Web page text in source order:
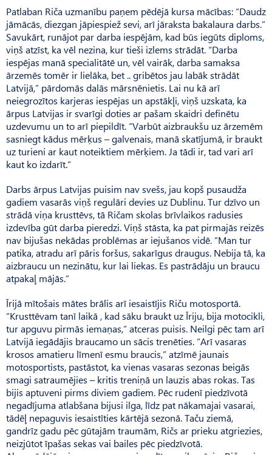
Patlaban Riča uzmanību paņem pēdējā kursa mācības: “Daudz
jāmācās, diezgan jāpiespiež sevi, arī jāraksta bakalaura darbs.”
Savukārt, runājot par darba iespējām, kad būs iegūts diploms,
viņš atzīst, ka vēl nezina, kur tieši izlems strādāt. “Darba
iespējas manā specialitātē un, vēl vairāk, darba samaksa
ārzemēs tomēr ir lielāka, bet .. gribētos jau labāk strādāt
Latvijā,” pārdomās dalās mārsnēnietis. Lai nu kā arī
neiegrozītos karjeras iespējas un apstākļi, viņš uzskata, ka
ārpus Latvijas ir svarīgi doties ar pašam skaidri definētu
uzdevumu un to arī piepildīt. “Varbūt aizbraukšu uz ārzemēm
sasniegt kādus mērķus – galvenais, manā skatījumā, ir braukt
uz turieni ar kaut noteiktiem mērķiem. Ja tādi ir, tad vari arī
kaut ko izdarīt.”
Darbs ārpus Latvijas puisim nav svešs, jau kopš pusaudža
gadiem vasarās viņš regulāri devies uz Dublinu. Tur dzīvo un
strādā viņa krusttēvs, tā Ričam skolas brīvlaikos radusies
izdevība gūt darba pieredzi. Viņš stāsta, ka pat pirmajās reizēs
nav bijušas nekādas problēmas ar iejušanos vidē. “Man tur
patika, atradu arī pāris foršus, sakarīgus draugus. Nebija tā, ka
aizbraucu un nezinātu, kur lai liekas. Es pastrādāju un braucu
atpakaļ mājās.”
Īrijā mītošais mātes brālis arī iesaistījis Riču motosportā.
“Krusttēvam tanī laikā , kad sāku braukt uz Īriju, bija motocikli,
tur apguvu pirmās iemaņas,” atceras puisis. Neilgi pēc tam arī
Latvijā iegādājis braucamo un sācis trenēties. “Arī vasaras
krosos amatieru līmenī esmu braucis,” atzīmē jaunais
motosportists, pastāstot, ka vienas vasaras sezonas beigās
smagi satraumējies – kritis treniņā un lauzis abas rokas. Tas
bijis aptuveni pirms diviem gadiem. Pēc rudenī piedzīvotā
negadījuma atlabšana bijusi ilga, līdz pat nākamajai vasarai,
tādēļ nepaguvis iesaistīties kārtējā sezonā. Taču ziemā,
gandrīz gadu pēc gūtajām traumām, Ričs ar prieku atgriezies,
neizjūtot īpašas sekas vai bailes pēc piedzīvotā.